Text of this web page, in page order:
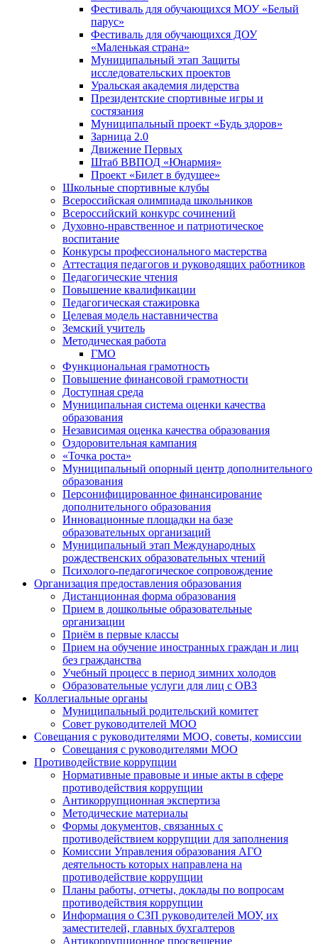
Фестиваль для обучающихся МОУ «Белый
парус»
Фестиваль для обучающихся ДОУ
«Маленькая страна»
Муниципальный этап Защиты
исследовательских проектов
Уральская академия лидерства
Президентские спортивные игры и
состязания
Муниципальный проект «Будь здоров»
Зарница 2.0
Движение Первых
Штаб ВВПОД «Юнармия»
Проект «Билет в будущее»
Школьные спортивные клубы
Всероссийская олимпиада школьников
Всероссийский конкурс сочинений
Духовно-нравственное и патриотическое
воспитание
Конкурсы профессионального мастерства
Аттестация педагогов и руководящих работников
Педагогические чтения
Повышение квалификации
Педагогическая стажировка
Целевая модель наставничества
Земский учитель
Методическая работа
ГМО
Функциональная грамотность
Повышение финансовой грамотности
Доступная среда
Муниципальная система оценки качества
образования
Независимая оценка качества образования
Оздоровительная кампания
«Точка роста»
Муниципальный опорный центр дополнительного
образования
Персонифицированное финансирование
дополнительного образования
Инновационные площадки на базе
образовательных организаций
Муниципальный этап Международных
рождественских образовательных чтений
Психолого-педагогическое сопровождение
Организация предоставления образования
Дистанционная форма образования
Прием в дошкольные образовательные
организации
Приём в первые классы
Прием на обучение иностранных граждан и лиц
без гражданства
Учебный процесс в период зимних холодов
Образовательные услуги для лиц с ОВЗ
Коллегиальные органы
Муниципальный родительский комитет
Совет руководителей МОО
Совещания с руководителями МОО, советы, комиссии
Совещания с руководителями МОО
Противодействие коррупции
Нормативные правовые и иные акты в сфере
противодействия коррупции
Антикоррупционная экспертиза
Методические материалы
Формы документов, связанных с
противодействием коррупции для заполнения
Комиссии Управления образования АГО
деятельность которых направлена на
противодействие коррупции
Планы работы, отчеты, доклады по вопросам
противодействия коррупции
Информация о СЗП руководителей МОУ, их
заместителей, главных бухгалтеров
Антикоррупционное просвещение